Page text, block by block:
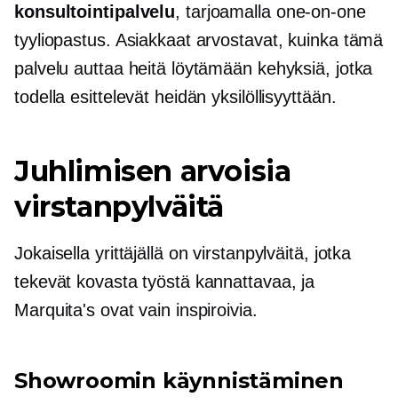
konsultointipalvelu, tarjoamalla one-on-one
tyyliopastus. Asiakkaat arvostavat, kuinka tämä
palvelu auttaa heitä löytämään kehyksiä, jotka
todella esittelevät heidän yksilöllisyyttään.
Juhlimisen arvoisia
virstanpylväitä
Jokaisella yrittäjällä on virstanpylväitä, jotka
tekevät kovasta työstä kannattavaa, ja
Marquita's ovat vain inspiroivia.
Showroomin käynnistäminen